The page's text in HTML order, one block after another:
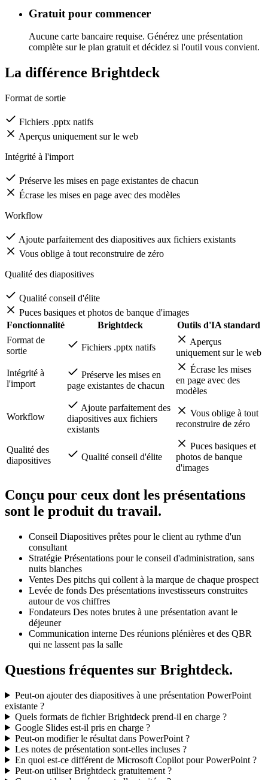
natives, pas comme des images plates.
Gratuit pour commencer
complète sur le plan gratuit et décidez si l'outil vous convient.
La différence Brightdeck
Format de sortie
Aperçus uniquement sur le web
Intégrité à l'import
Écrase les mises en page avec des modèles
Workflow
Vous oblige à tout reconstruire de zéro
Qualité des diapositives
Qualité conseil d'élite
Puces basiques et photos de banque d'images
Fonctionnalité
Brightdeck
Outils d'IA standard
sortie
Fichiers .pptx natifs
Aperçus
uniquement sur le web
page existantes de chacun
Écrase les mises
modèles
Ajoute parfaitement des
existants
reconstruire de zéro
Puces basiques et
d'images
Conçu pour ceux dont les présentations
sontle produit du travail.
Conseil Diapositives prêtes pour le client au rythme d'un
consultant
Stratégie Présentations pour le conseil d'administration, sans
nuits blanches
Ventes Des pitchs qui collent à la marque de chaque prospect
Levée de fonds Des présentations investisseurs construites
autour de vos chiffres
Fondateurs Des notes brutes à une présentation avant le
déjeuner
qui ne lassent pas la salle
Questions fréquentes sur Brightdeck.
Peut-on ajouter des diapositives à une présentation PowerPoint
existante ?
Quels formats de fichier Brightdeck prend-il en charge ?
Google Slides est-il pris en charge ?
Peut-on modifier le résultat dans PowerPoint ?
Les notes de présentation sont-elles incluses ?